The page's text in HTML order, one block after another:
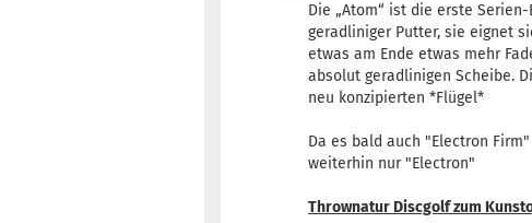
Die „Atom“ ist die erste
geradliniger Putter, sie eignet
etwas am Ende etwas mehr
absolut geradlinigen Scheibe.
neu konzipierten *Flügel*
Da es bald auch "Electron
weiterhin nur "Electron"
Thrownatur Discgolf zum